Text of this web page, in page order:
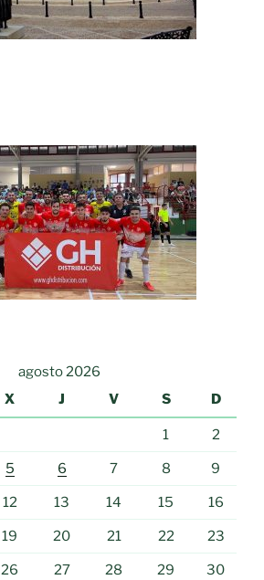
agosto 2026
X J V S D
1 2
5 6 7 8 9
12 13 14 15 16
19 20 21 22 23
26 27 28 29 30